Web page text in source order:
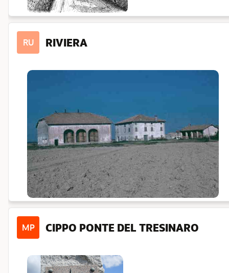
RU RIVIERA
MP CIPPO PONTE DEL TRESINARO